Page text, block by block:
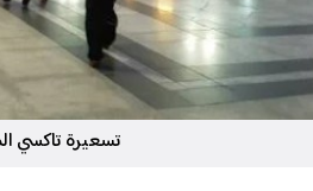
تسعيرة تاكسي